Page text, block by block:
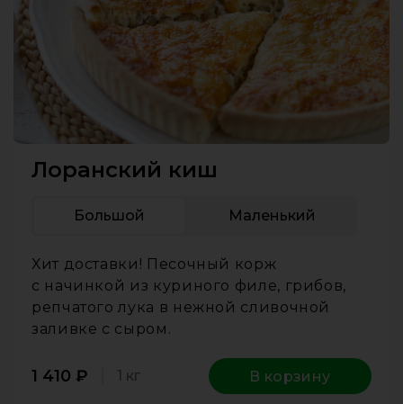
Лоранский киш
Большой Маленький
Хит доставки! Песочный корж
с начинкой из куриного филе, грибов,
репчатого лука в нежной сливочной
заливке с сыром.
1 410 ₽ 1 кг В корзину